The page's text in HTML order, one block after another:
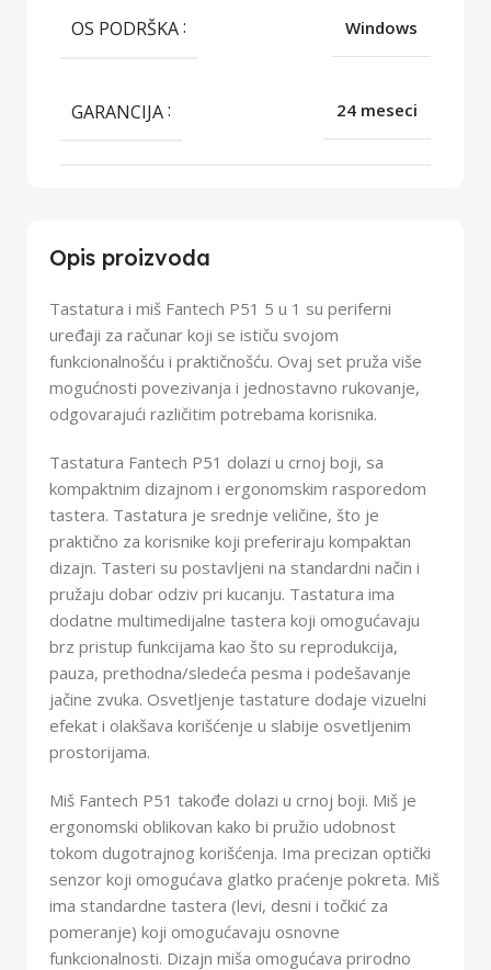
Opis proizvoda
Tastatura i miš Fantech P51 5 u 1 su periferni
uređaji za računar koji se ističu svojom
funkcionalnošću i praktičnošću. Ovaj set pruža više
mogućnosti povezivanja i jednostavno rukovanje,
odgovarajući različitim potrebama korisnika.
Tastatura Fantech P51 dolazi u crnoj boji, sa
kompaktnim dizajnom i ergonomskim rasporedom
tastera. Tastatura je srednje veličine, što je
praktično za korisnike koji preferiraju kompaktan
dizajn. Tasteri su postavljeni na standardni način i
pružaju dobar odziv pri kucanju. Tastatura ima
dodatne multimedijalne tastera koji omogućavaju
brz pristup funkcijama kao što su reprodukcija,
pauza, prethodna/sledeća pesma i podešavanje
jačine zvuka. Osvetljenje tastature dodaje vizuelni
efekat i olakšava korišćenje u slabije osvetljenim
prostorijama.
Miš Fantech P51 takođe dolazi u crnoj boji. Miš je
ergonomski oblikovan kako bi pružio udobnost
tokom dugotrajnog korišćenja. Ima precizan optički
senzor koji omogućava glatko praćenje pokreta. Miš
ima standardne tastera (levi, desni i točkić za
pomeranje) koji omogućavaju osnovne
funkcionalnosti. Dizajn miša omogućava prirodno
OS PODRŠKA Windows
GARANCIJA 24 meseci